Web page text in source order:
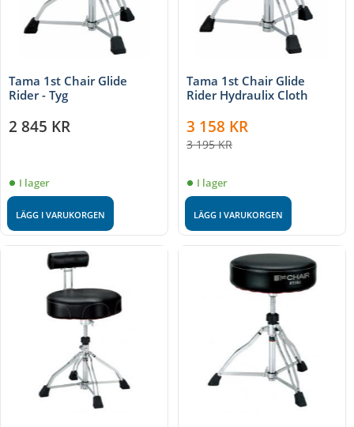
Tama 1st Chair Glide
Rider - Tyg
2 845 KR
I lager
LÄGG I VARUKORGEN
Tama 1st Chair Glide
Rider Hydraulix Cloth
3 158 KR
3 195KR
I lager
LÄGG I VARUKORGEN